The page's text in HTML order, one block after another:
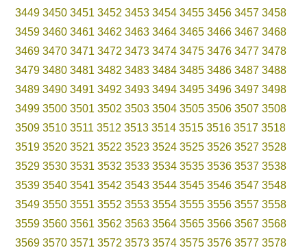
3449 3450 3451 3452 3453 3454 3455 3456 3457 3458
3459 3460 3461 3462 3463 3464 3465 3466 3467 3468
3469 3470 3471 3472 3473 3474 3475 3476 3477 3478
3479 3480 3481 3482 3483 3484 3485 3486 3487 3488
3489 3490 3491 3492 3493 3494 3495 3496 3497 3498
3499 3500 3501 3502 3503 3504 3505 3506 3507 3508
3509 3510 3511 3512 3513 3514 3515 3516 3517 3518
3519 3520 3521 3522 3523 3524 3525 3526 3527 3528
3529 3530 3531 3532 3533 3534 3535 3536 3537 3538
3539 3540 3541 3542 3543 3544 3545 3546 3547 3548
3549 3550 3551 3552 3553 3554 3555 3556 3557 3558
3559 3560 3561 3562 3563 3564 3565 3566 3567 3568
3569 3570 3571 3572 3573 3574 3575 3576 3577 3578